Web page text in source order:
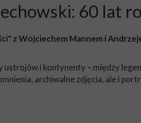
60 lat
z Wojciechem Mannem i
i kontynenty – między
archiwalne zdjęcia, ale i